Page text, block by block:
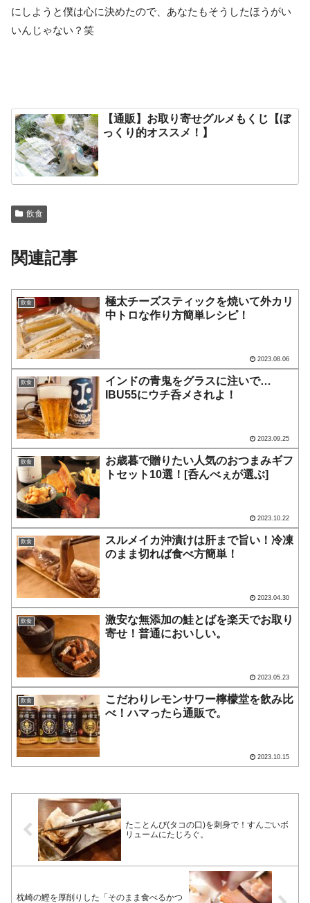
にしようと僕は心に決めたので、あなたもそうしたほうがい
いんじゃない？笑
【通販】お取り寄せグルメもくじ【ぼ
っくり的オススメ！】
飲食
関連記事
飲食
極太チーズスティックを焼いて外カリ
中トロな作り方簡単レシピ！
2023.08.06
飲食
インドの青鬼をグラスに注いで…
IBU55にウチ呑メされよ！
2023.09.25
飲食
お歳暮で贈りたい人気のおつまみギフ
トセット10選！[呑んべぇが選ぶ]
2023.10.22
飲食
スルメイカ沖漬けは肝まで旨い！冷凍
のまま切れば食べ方簡単！
2023.04.30
飲食
激安な無添加の鮭とばを楽天でお取り
寄せ！普通においしい。
2023.05.23
飲食
こだわりレモンサワー檸檬堂を飲み比
べ！ハマったら通販で。
2023.10.15
たことんび(タコの口)を刺身で！すんごいボ
リュームにたじろぐ。
枕崎の鰹を厚削りした「そのまま食べるかつ